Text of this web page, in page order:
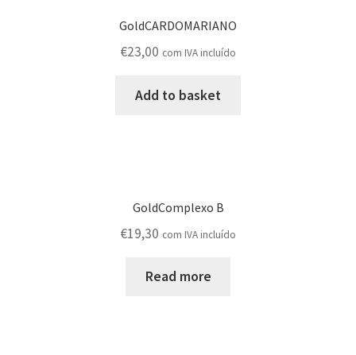
GoldCARDOMARIANO
€23,00 com IVA incluído
Add to basket
GoldComplexo B
€19,30 com IVA incluído
Read more